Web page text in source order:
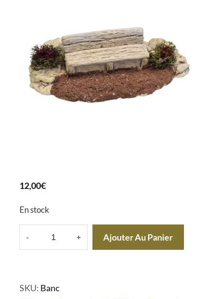
12,00€
En stock
n
+
- Ajouter Au Panier
SKU: Banc